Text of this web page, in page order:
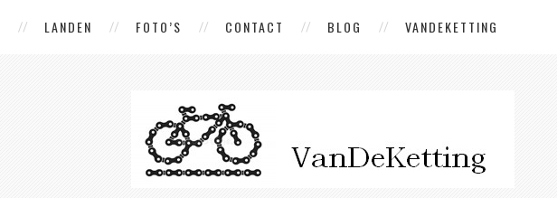
LANDEN FOTO’S CONTACT BLOG VANDEKETTING